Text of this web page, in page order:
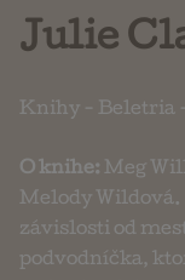
Julie
Knihy - Beletria
O knihe: Meg
Melody Wildová.
závislosti od
podvodníčka,